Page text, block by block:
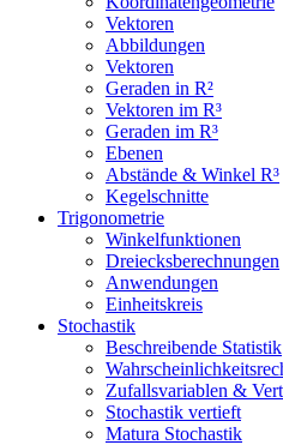
Vektoren
Abbildungen
Vektoren
Geraden in R²
Vektoren im R³
Geraden im R³
Ebenen
Abstände & Winkel R³
Kegelschnitte
Trigonometrie
Winkelfunktionen
Dreiecksberechnungen
Anwendungen
Einheitskreis
Stochastik
Beschreibende Statistik
Zufallsvariablen &
Stochastik vertieft
Matura Stochastik